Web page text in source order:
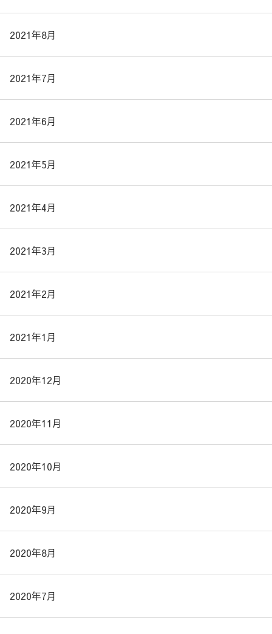
2021年8月
2021年7月
2021年6月
2021年5月
2021年4月
2021年3月
2021年2月
2021年1月
2020年12月
2020年11月
2020年10月
2020年9月
2020年8月
2020年7月